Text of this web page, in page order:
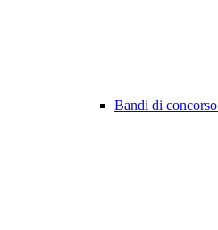
Bandi di concorso